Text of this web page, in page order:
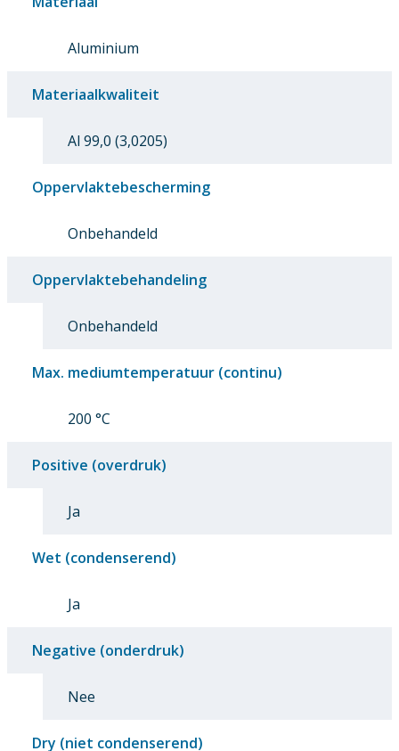
Aluminium
Materiaalkwaliteit
Al 99,0 (3,0205)
Oppervlaktebescherming
Onbehandeld
Oppervlaktebehandeling
Onbehandeld
Max. mediumtemperatuur (continu)
200 °C
Positive (overdruk)
Ja
Wet (condenserend)
Ja
Negative (onderdruk)
Nee
Dry (niet condenserend)